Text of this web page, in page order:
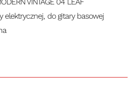
elektrycznej, do gitary basowej